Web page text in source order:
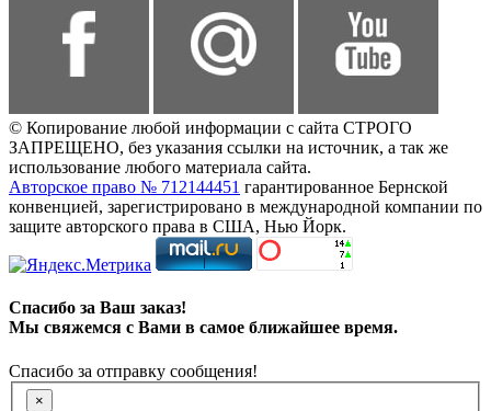
© Копирование любой информации с сайта СТРОГО
ЗАПРЕЩЕНО, без указания ссылки на источник, а так же
использование любого материала сайта.
Авторское право № 712144451 гарантированное Бернской
конвенцией, зарегистрировано в международной компании по
защите авторского права в США, Нью Йорк.
Спасибо за Ваш заказ!
Мы свяжемся с Вами в самое ближайшее время.
Спасибо за отправку сообщения!
×